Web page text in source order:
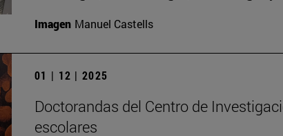
Imagen Manuel Castells
01 | 12 | 2025
Doctorandas del Centro de
escolares